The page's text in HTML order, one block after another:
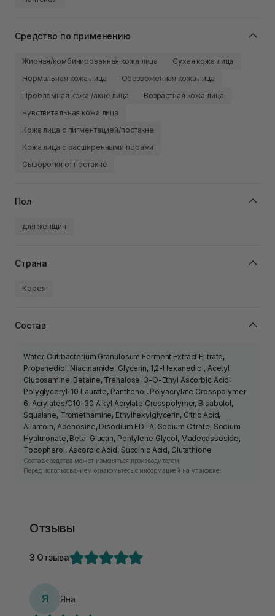
Средство по применению
Жирная/комбинированная кожа лица
Сухая кожа лица
Нормальная кожа лица
Обезвоженная кожа лица
Проблемная кожа /акне лица
Возрастная кожа лица
Чувствительная кожа лица
Кожа лица с пигментацией/постакне
Кожа лица с расширенными порами
Сыворотки от постакне
Пол
для женщин
Страна
Корея
Состав
Water, Cutibacterium Granulosum Ferment Extract Filtrate,
Propanediol, Niacinamide, Glycerin, 1,2-Hexanediol, Acetyl
Glucosamine, Betaine, Trehalose, 3-O-Ethyl Ascorbic Acid,
Polyglyceryl-10 Laurate, Panthenol, Polyacrylate Crosspolymer-
6, Acrylates/C10-30 Alkyl Acrylate Crosspolymer, Bisabolol,
Squalane, Tromethamine, Ethylhexylglycerin, Citric Acid,
Allantoin, Adenosine, Disodium EDTA, Sodium Citrate, Sodium
Hyaluronate, Beta-Glucan, Pentylene Glycol, Madecassoside,
Tocopherol, Ascorbic Acid, Succinic Acid, Glutathione
Состав средства может изменяться производителем.
Перед использованием ознакомьтесь с информацией на упаковке.
Отзывы
3 Отзыва
Я Яна